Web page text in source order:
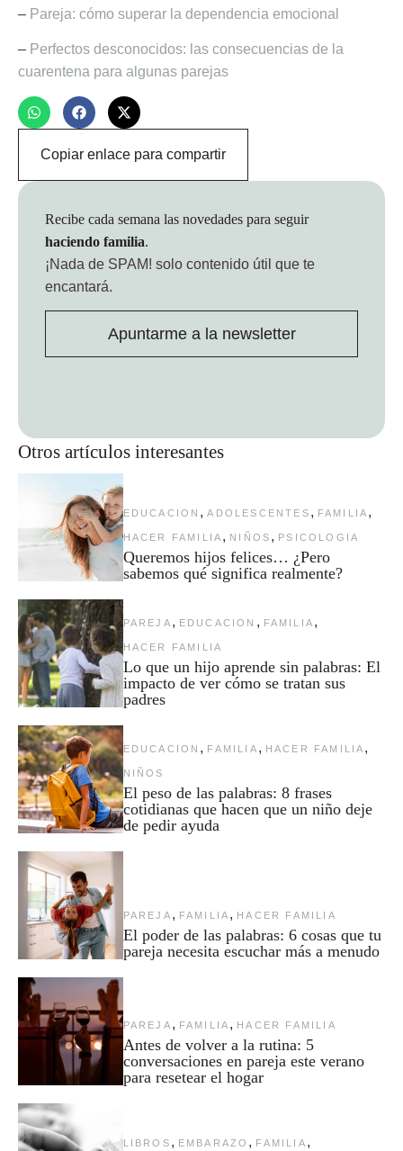
– Pareja: cómo superar la dependencia emocional
– Perfectos desconocidos: las consecuencias de la
cuarentena para algunas parejas
Copiar enlace para compartir
Otros artículos interesantes
EDUCACION , ADOLESCENTES , FAMILIA ,
HACER FAMILIA , NIÑOS , PSICOLOGIA
Queremos hijos felices… ¿Pero
sabemos qué significa realmente?
PAREJA , EDUCACION , FAMILIA ,
HACER FAMILIA
Lo que un hijo aprende sin palabras: El
impacto de ver cómo se tratan sus
padres
EDUCACION , FAMILIA , HACER FAMILIA ,
NIÑOS
El peso de las palabras: 8 frases
cotidianas que hacen que un niño deje
de pedir ayuda
PAREJA , FAMILIA , HACER FAMILIA
El poder de las palabras: 6 cosas que tu
pareja necesita escuchar más a menudo
PAREJA , FAMILIA , HACER FAMILIA
Antes de volver a la rutina: 5
conversaciones en pareja este verano
para resetear el hogar
LIBROS , EMBARAZO , FAMILIA ,
Recibe cada semana las novedades para seguir
haciendo familia.
¡Nada de SPAM! solo contenido útil que te
encantará.
Apuntarme a la newsletter